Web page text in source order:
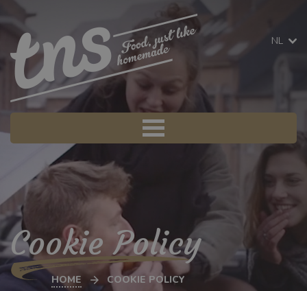
NL
Cookie Policy
HOME COOKIE POLICY